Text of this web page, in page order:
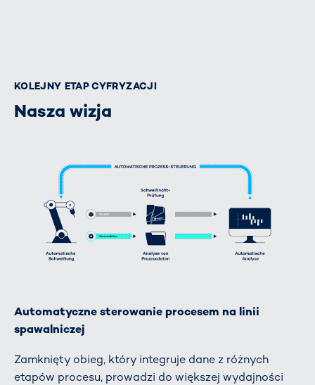
KOLEJNY ETAP CYFRYZACJI
Nasza wizja
Automatyczne sterowanie procesem na linii
spawalniczej
Zamknięty obieg, który integruje dane z różnych
etapów procesu, prowadzi do większej wydajności